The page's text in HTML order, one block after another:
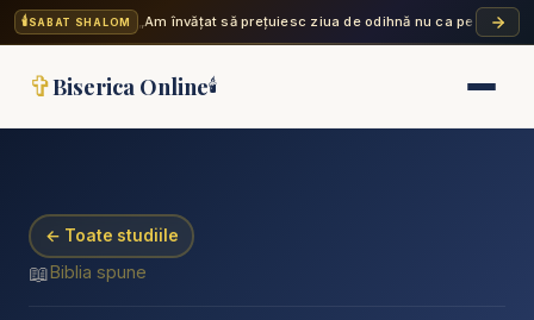
🕯️SABAT SHALOM „Am învățat să prețuiesc ziua de odihnă nu ca pe o
✞Biserica Online🕯️
← Toate studiile
📖Biblia spune